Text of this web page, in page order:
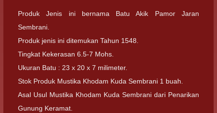
Produk Jenis ini bernama Batu Akik Pamor Jaran
Sembrani.
Produk jenis ini ditemukan Tahun 1548.
Tingkat Kekerasan 6.5-7 Mohs.
Ukuran Batu : 23 x 20 x 7 milimeter.
Stok Produk Mustika Khodam Kuda Sembrani 1 buah.
Asal Usul Mustika Khodam Kuda Sembrani dari Penarikan
Gunung Keramat.